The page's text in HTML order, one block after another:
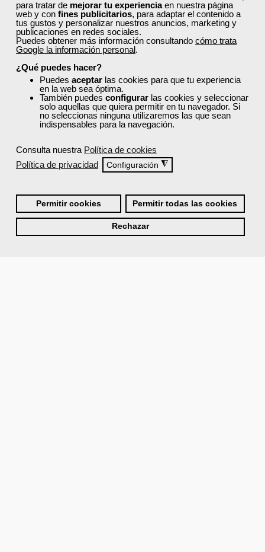
para tratar de mejorar tu experienciaen nuestra página
web y con fines publicitarios, para adaptar el contenido a
tus gustos y personalizar nuestros anuncios, marketing y
publicaciones en redes sociales.
Puedes obtener más información consultando cómo trata
Google la información personal.
¿Qué puedes hacer?
Puedes aceptar las cookies para que tu experiencia
en la web sea óptima.
También puedes configurar las cookies y seleccionar
solo aquellas que quiera permitir en tu navegador. Si
no seleccionas ninguna utilizaremos las que sean
indispensables para la navegación.
Consulta nuestra Política de cookies
Política de privacidad
Configuración ◮
Permitir cookies Permitir todas las cookies
Rechazar